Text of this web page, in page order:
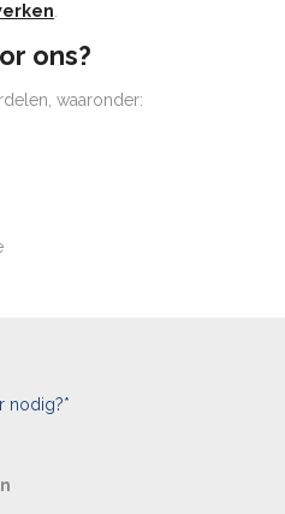
.
ons?
waaronder:
nodig?*